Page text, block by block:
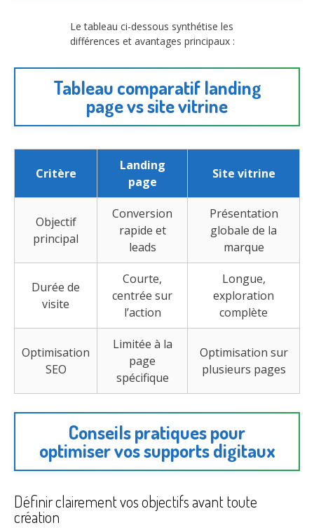
Le tableau ci-dessous synthétise les
différences et avantages principaux :
Tableau comparatif landing
page vs site vitrine
Critère
Landing
page
Site vitrine
Objectif
principal
Conversion
rapide et
leads
Présentation
globale de la
marque
Durée de
visite
Courte,
centrée sur
l’action
Longue,
exploration
complète
Optimisation
SEO
Limitée à la
page
spécifique
Optimisation sur
plusieurs pages
Conseils pratiques pour
optimiser vos supports digitaux
Définir clairement vos objectifs avant toute
création